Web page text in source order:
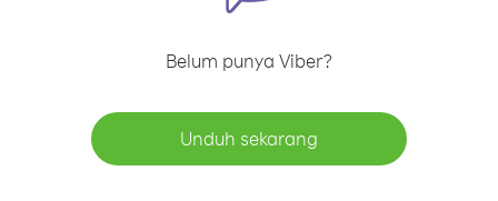
Belum punya Viber?
Unduh sekarang